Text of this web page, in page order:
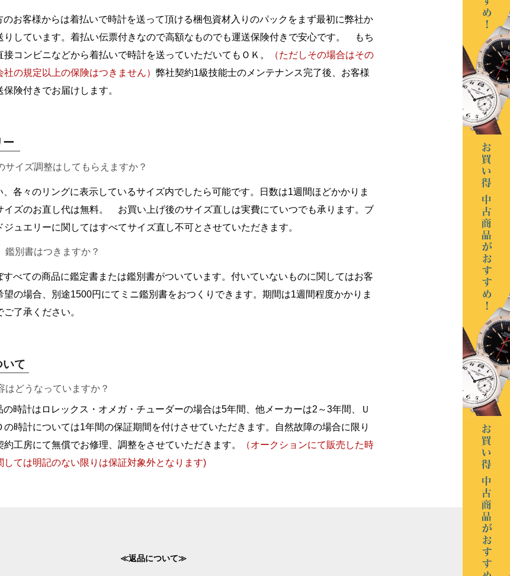
のお客様からは着払いで時計を送って頂ける梱包資材入りのパックをまず最初に弊社か
りしています。着払い伝票付きなので高額なものでも運送保険付きで安心です。 もち
接コンビニなどから着払いで時計を送っていただいてもＯＫ。
（ただしその場合はその
社の規定以上の保険はつきません） 弊社契約1級技能士のメンテナンス完了後、お客様
保険付きでお届けします。
ー
サイズ調整はしてもらえますか？
、各々のリングに表示しているサイズ内でしたら可能です。日数は1週間ほどかかりま
イズのお直し代は無料。 お買い上げ後のサイズ直しは実費にていつでも承ります。ブ
ジュエリーに関してはすべてサイズ直し不可とさせていただきます。
鑑別書はつきますか？
すべての商品に鑑定書または鑑別書がついています。付いていないものに関してはお客
望の場合、別途1500円にてミニ鑑別書をおつくりできます。期間は1週間程度かかりま
ご了承ください。
いて
はどうなっていますか？
の時計はロレックス・オメガ・チューダーの場合は5年間、他メーカーは2～3年間、Ｕ
の時計については1年間の保証期間を付けさせていただきます。自然故障の場合に限り
約工房にて無償でお修理、調整をさせていただきます。
（オークションにて販売した時
しては明記のない限りは保証対象外となります)
≪返品について≫